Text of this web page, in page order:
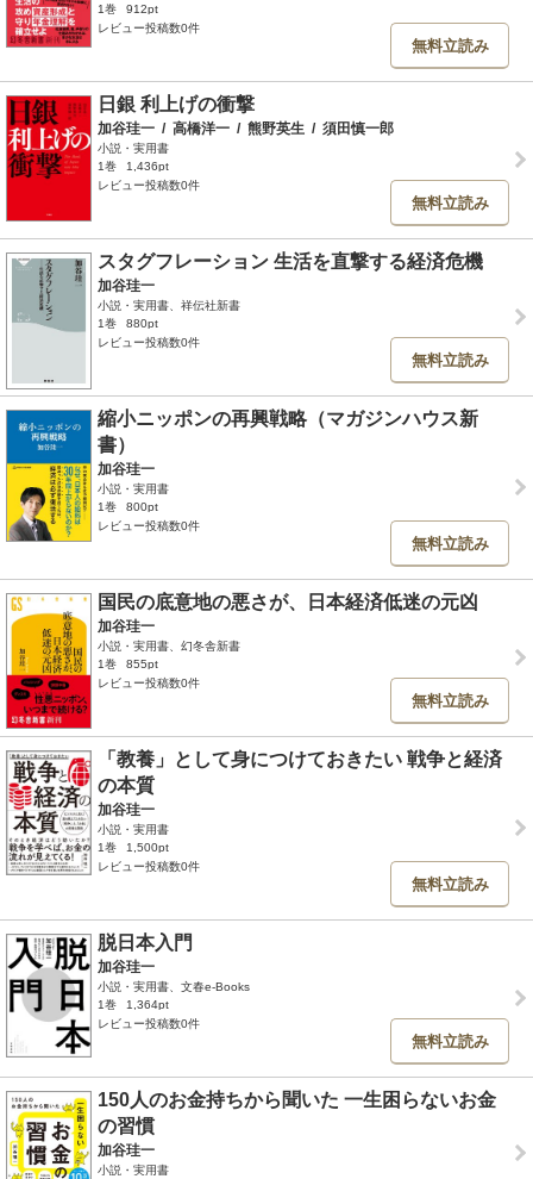
1巻
912pt
レビュー投稿数0件
無料立読み
日銀 利上げの衝撃
加谷珪一 / 高橋洋一 / 熊野英生 / 須田慎一郎
小説・実用書
1巻
1,436pt
レビュー投稿数0件
無料立読み
スタグフレーション 生活を直撃する経済危機
加谷珪一
小説・実用書、祥伝社新書
1巻
880pt
レビュー投稿数0件
無料立読み
縮小ニッポンの再興戦略（マガジンハウス新
書）
加谷珪一
小説・実用書
1巻
800pt
レビュー投稿数0件
無料立読み
国民の底意地の悪さが、日本経済低迷の元凶
加谷珪一
小説・実用書、幻冬舎新書
1巻
855pt
レビュー投稿数0件
無料立読み
「教養」として身につけておきたい 戦争と経済
の本質
加谷珪一
小説・実用書
1巻
1,500pt
レビュー投稿数0件
無料立読み
脱日本入門
加谷珪一
小説・実用書、文春e-Books
1巻
1,364pt
レビュー投稿数0件
無料立読み
150人のお金持ちから聞いた 一生困らないお金
の習慣
加谷珪一
小説・実用書